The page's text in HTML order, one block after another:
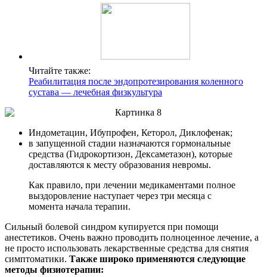
Читайте также:
Реабилитация после эндопротезирования коленного
сустава — лечебная физкультура
Индометацин, Ибупрофен, Кеторол, Диклофенак;
в запущенной стадии назначаются гормональные
средства (Гидрокортизон, Дексаметазон), которые
доставляются к месту образования невромы.
Как правило, при лечении медикаментами полное
выздоровление наступает через три месяца с
момента начала терапии.
Сильный болевой синдром купируется при помощи
анестетиков. Очень важно проводить полноценное лечение, а
не просто использовать лекарственные средства для снятия
симптоматики. Также широко применяются следующие
методы физиотерапии: